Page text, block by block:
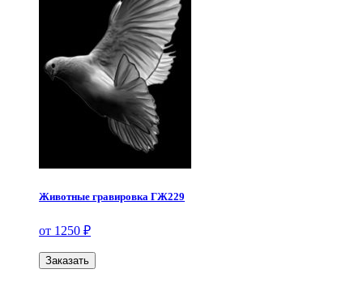
Животные гравировка ГЖ229
от 1250 ₽
Заказать